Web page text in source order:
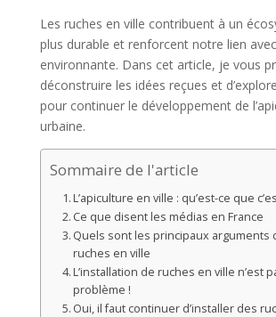
Les ruches en ville contribuent à un
plus durable et renforcent notre lien
environnante. Dans cet article, je vous
déconstruire les idées reçues et
pour continuer le développement de
urbaine.
Sommaire de l'article
L’apiculture en ville : qu’est-ce que
Ce que disent les médias en France
Quels sont les principaux arguments
ruches en ville
L’installation de ruches en ville n’est
problème !
Oui, il faut continuer d’installer des